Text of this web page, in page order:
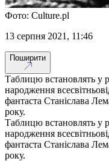
Фото: Culture.pl
13 серпня 2021, 11:46
Поширити
Таблицю встановлять у
народження
фантаста Станіслава
року.
Таблицю встановлять у
народження
фантаста Станіслава
року.